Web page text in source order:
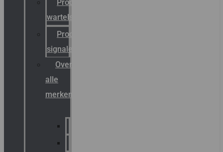
Productcatalogus
wartels
Productcatalogus
signalering
Overzicht
alle
merken